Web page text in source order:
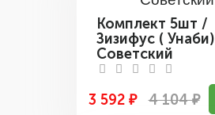
Комплект 5шт /
Зизифус ( Унаби)
Советский
3 592 ₽ 4 104 ₽